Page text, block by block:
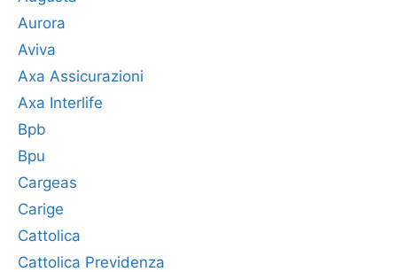
Aurora
Aviva
Axa Assicurazioni
Axa Interlife
Bpb
Bpu
Cargeas
Carige
Cattolica
Cattolica Previdenza